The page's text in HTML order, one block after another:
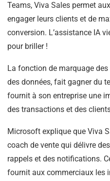
Teams, Viva Sales permet
engager leurs clients et de
conversion. L’assistance IA
pour briller !
La fonction de marquage
des données, fait gagner du
fournit à son entreprise une
des transactions et des
Microsoft explique que Viva
coach de vente qui délivre
rappels et des notifications.
fournit aux commerciaux les